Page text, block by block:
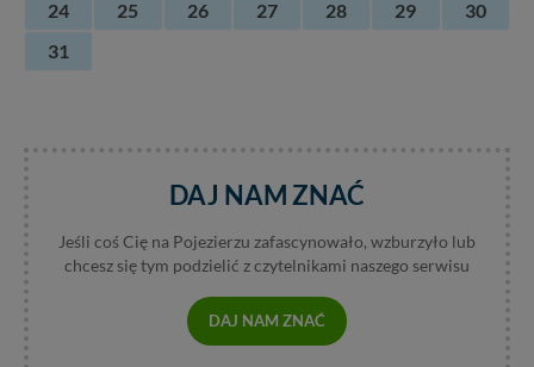
24
25 26 27 28 29
30
31
DAJ NAM ZNAĆ
Jeśli coś Cię na Pojezierzu zafascynowało, wzburzyło lub
chcesz się tym podzielić z czytelnikami naszego serwisu
DAJ NAM ZNAĆ